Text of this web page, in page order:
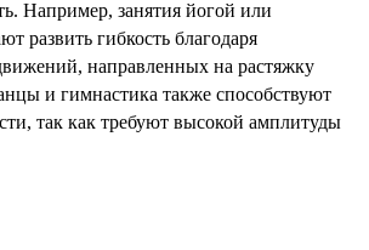
Например, занятия йогой или
развить гибкость благодаря
направленных на растяжку
и гимнастика также способствуют
так как требуют высокой амплитуды